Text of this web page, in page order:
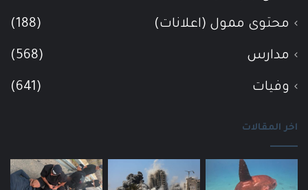
محتوى ممول (اعلانات) (188)
مدارس (568)
وفيات (641)
اخر المقالات